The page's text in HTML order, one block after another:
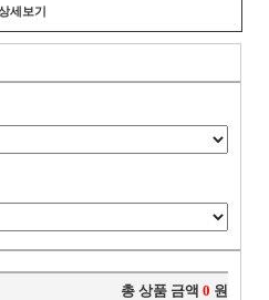
세보기
총 상품 금액 0 원